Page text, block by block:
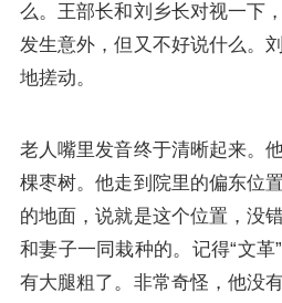
么。王部长和刘乡长对视一下
发生意外，但又不好说什么。
地搓动。
老人嘴里发音终于清晰起来。
棵枣树。他走到院里的偏东位
的地面，说就是这个位置，没
和妻子一同栽种的。记得“文
有大腿粗了。非常奇怪，他没